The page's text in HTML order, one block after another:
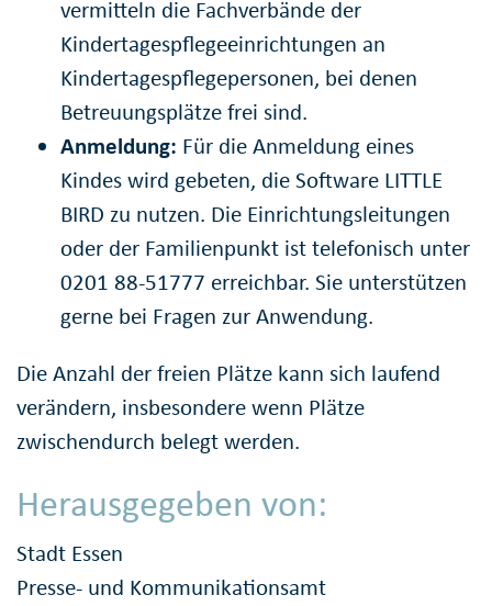
vermitteln die Fachverbände der
Kindertagespflegeeinrichtungen an
Kindertagespflegepersonen, bei denen
Betreuungsplätze frei sind.
Anmeldung: Für die Anmeldung eines
Kindes wird gebeten, die Software LITTLE
BIRD zu nutzen. Die Einrichtungsleitungen
oder der Familienpunkt ist telefonisch unter
0201 88-51777 erreichbar. Sie unterstützen
gerne bei Fragen zur Anwendung.
Die Anzahl der freien Plätze kann sich laufend
verändern, insbesondere wenn Plätze
zwischendurch belegt werden.
Herausgegeben von:
Stadt Essen
Presse- und Kommunikationsamt